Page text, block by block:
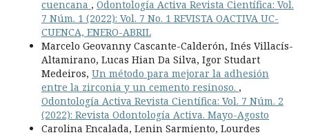
cuencana , Odontología Activa Revista Científica: Vol.
7 Núm. 1 (2022): Vol. 7 No. 1 REVISTA OACTIVA UC-
CUENCA, ENERO-ABRIL
Marcelo Geovanny Cascante-Calderón, Inés Villacís-
Altamirano, Lucas Hian Da Silva, Igor Studart
Medeiros, Un método para mejorar la adhesión
entre la zirconia y un cemento resinoso. ,
Odontología Activa Revista Científica: Vol. 7 Núm. 2
(2022): Revista Odontología Activa. Mayo-Agosto
Carolina Encalada, Lenin Sarmiento, Lourdes